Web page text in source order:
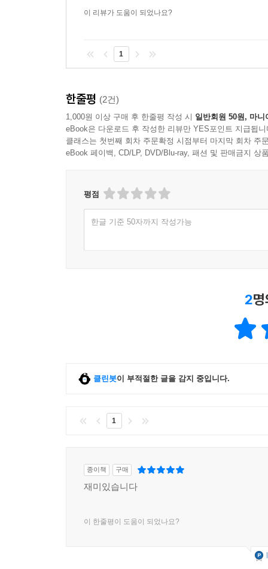
이 리뷰가 도움이 되었나요?
1
한줄평 (2건)
1,000원 이상 구매 후 한줄평 작성 시 일반회원 50원, 마니
eBook은 다운로드 후 작성한 리뷰만 YES포인트 지급됩니
클래스는 첫번째 회차 주문확정 시점부터 마지막 회차 주
eBook 페이백, CD/LP, DVD/Blu-ray, 패션 및 판매금지 상
평점
한글 기준 50자까지 작성가능
2
클린봇이 부적절한 글을 감지 중입니다.
1
종이책 구매
재미있습니다
이 한줄평이 도움이 되었나요?